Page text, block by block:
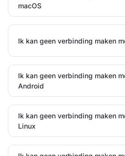
macOS
Ik kan geen verbinding maken
Ik kan geen verbinding maken
Android
Ik kan geen verbinding maken
Linux